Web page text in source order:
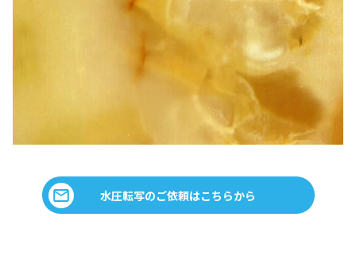
水圧転写のご依頼はこちらから